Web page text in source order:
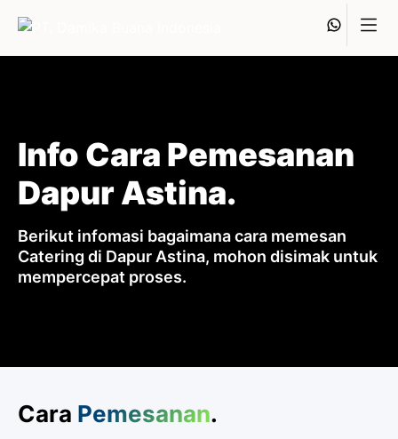
content
Info Cara Pemesanan
Dapur Astina.
Berikut infomasi bagaimana cara memesan
Catering di Dapur Astina, mohon disimak untuk
mempercepat proses.
Cara Pemesanan.